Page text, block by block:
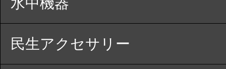
民生アクセサリー